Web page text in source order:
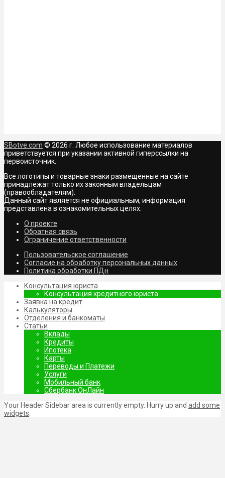
SBotve.com © 2026 г. Любое использование материалов
приветствуется при указании активной гиперссылки на
первоисточник.
Все логотипы и товарные знаки размещенные на сайте
принадлежат только их законным владельцам
(правообладателям).
Данный сайт является не официальным, информация
представлена в ознакомительных целях.
О проекте
Обратная связь
Ограничение ответственности
Пользовательское соглашение
Согласие на обработку персональных данных
Политика обработки ПДн
Консультация юриста
Консультация кредитного юриста
Заявка на кредит
Калькуляторы
Отделения и банкоматы
Статьи
Вклады
Кредиты
Ипотека
Карты
Переводы и Платежи
Услуги
Мобильный банк
Сбербанк ОнЛайн
Your Header Sidebar area is currently empty. Hurry up and add some
widgets